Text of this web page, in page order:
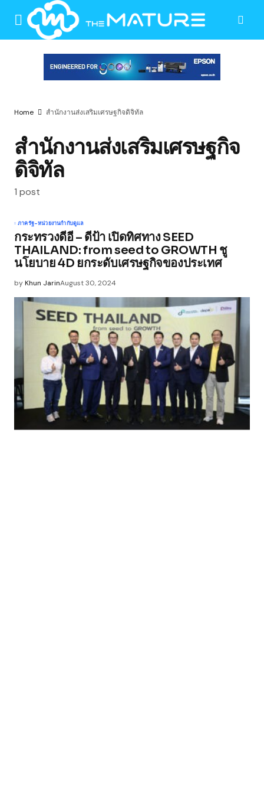
Home สำนักงานส่งเสริมเศรษฐกิจดิจิทัล
สำนักงานส่งเสริมเศรษฐกิจ
ดิจิทัล
1 post
ภาครัฐ-หน่วยงานกำกับดูแล
กระทรวงดีอี – ดีป้า เปิดทิศทาง SEED
THAILAND: from seed to GROWTH ชู
นโยบาย 4D ยกระดับเศรษฐกิจของประเทศ
byKhun JarinAugust 30, 2024